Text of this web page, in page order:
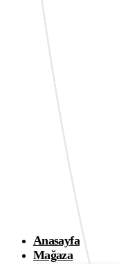
Anasayfa
Mağaza